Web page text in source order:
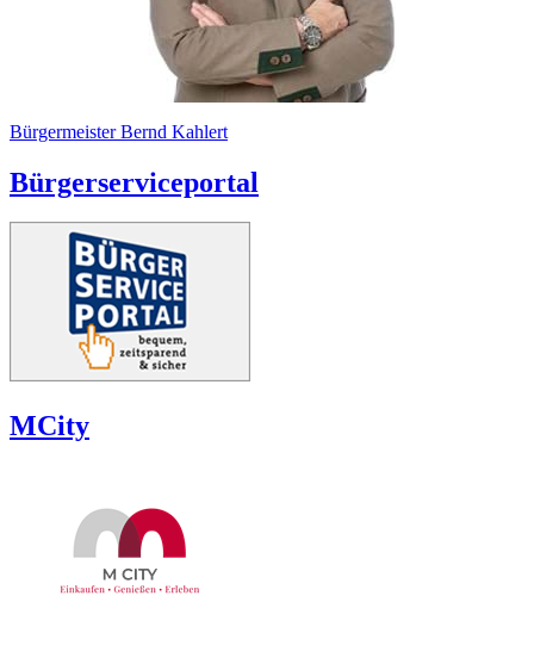
Bürgermeister Bernd Kahlert
Bürgerserviceportal
MCity